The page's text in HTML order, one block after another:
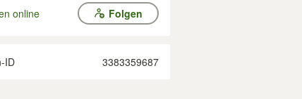
online Folgen
ID 3383359687